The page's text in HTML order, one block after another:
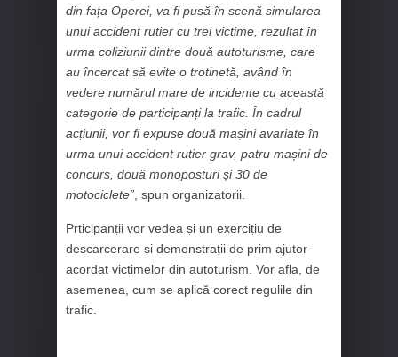
din fața Operei, va fi pusă în scenă simularea
unui accident rutier cu trei victime, rezultat în
urma coliziunii dintre două autoturisme, care
au încercat să evite o trotinetă, având în
vedere numărul mare de incidente cu această
categorie de participanți la trafic. În cadrul
acțiunii, vor fi expuse două mașini avariate în
urma unui accident rutier grav, patru mașini de
concurs, două monoposturi și 30 de
motociclete” , spun organizatorii.
Prticipanții vor vedea și un exercițiu de
descarcerare și demonstrații de prim ajutor
acordat victimelor din autoturism. Vor afla, de
asemenea, cum se aplică corect regulile din
trafic.